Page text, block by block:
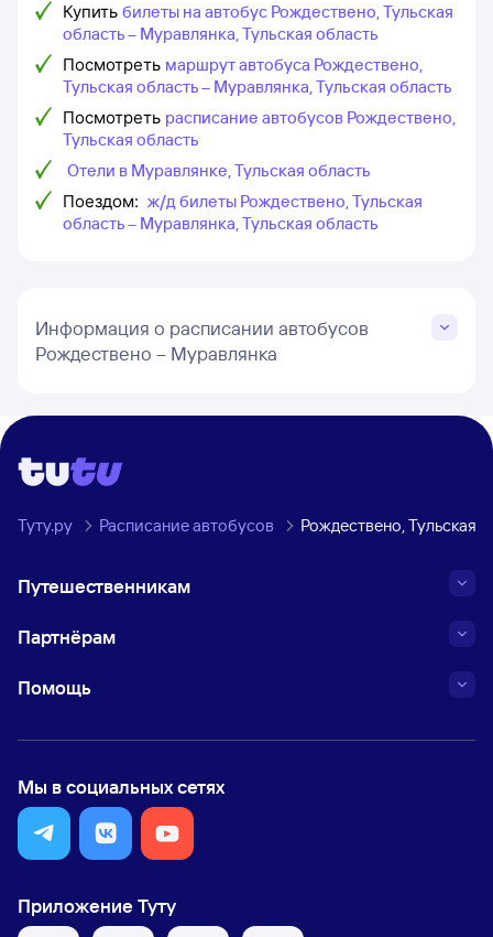
Купить билеты на автобус Рождествено, Тульская
область – Муравлянка, Тульская область
Посмотреть маршрут автобуса Рождествено,
Тульская область – Муравлянка, Тульская область
Посмотреть расписание автобусов Рождествено,
Тульская область
Отели в Муравлянке, Тульская область
Поездом: ж/д билеты Рождествено, Тульская
область – Муравлянка, Тульская область
Информация о расписании автобусов
Рождествено – Муравлянка
Туту.ру Расписание автобусов Рождествено, Тульская
Путешественникам
Партнёрам
Помощь
Мы в социальных сетях
Приложение Туту